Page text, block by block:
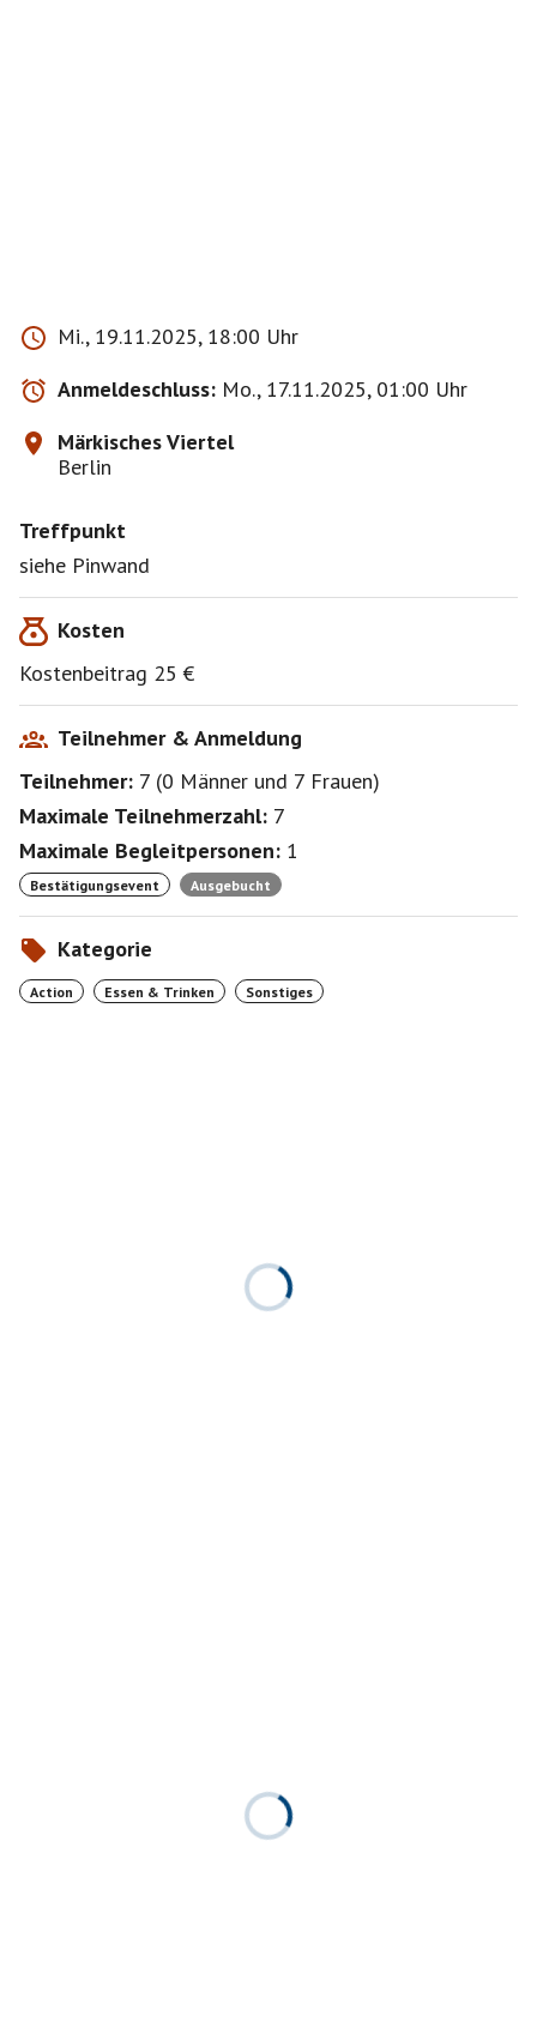
Mi., 19.11.2025, 18:00 Uhr
Anmeldeschluss: Mo., 17.11.2025, 01:00 Uhr
Märkisches Viertel
Berlin
Treffpunkt
siehe Pinwand
Kosten
Kostenbeitrag 25 €
Teilnehmer & Anmeldung
Teilnehmer: 7 (0 Männer und 7 Frauen)
Maximale Teilnehmerzahl: 7
Maximale Begleitpersonen: 1
Bestätigungsevent Ausgebucht
Kategorie
Action Essen & Trinken Sonstiges